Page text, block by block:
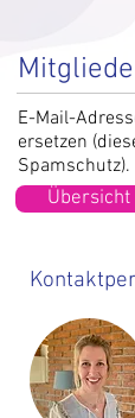
E-Mail-
ersetzen
Spamschutz).